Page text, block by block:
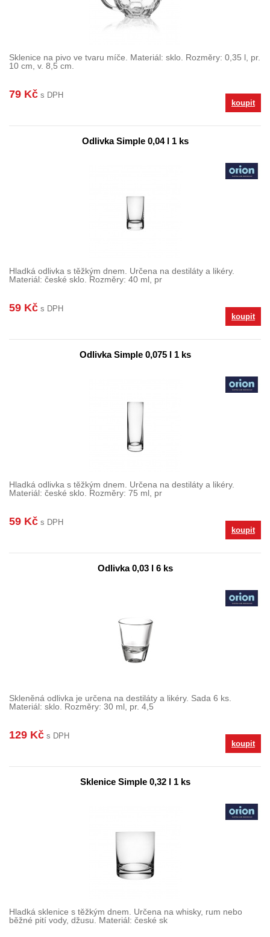
Sklenice na pivo ve tvaru míče. Materiál: sklo. Rozměry: 0,35 l, pr.
10 cm, v. 8,5 cm.
79 Kč s DPH
koupit
Odlivka Simple 0,04 l 1 ks
Hladká odlivka s těžkým dnem. Určena na destiláty a likéry.
Materiál: české sklo. Rozměry: 40 ml, pr
59 Kč s DPH
koupit
Odlivka Simple 0,075 l 1 ks
Hladká odlivka s těžkým dnem. Určena na destiláty a likéry.
Materiál: české sklo. Rozměry: 75 ml, pr
59 Kč s DPH
koupit
Odlivka 0,03 l 6 ks
Skleněná odlivka je určena na destiláty a likéry. Sada 6 ks.
Materiál: sklo. Rozměry: 30 ml, pr. 4,5
129 Kč s DPH
koupit
Sklenice Simple 0,32 l 1 ks
Hladká sklenice s těžkým dnem. Určena na whisky, rum nebo
běžné pití vody, džusu. Materiál: české sk